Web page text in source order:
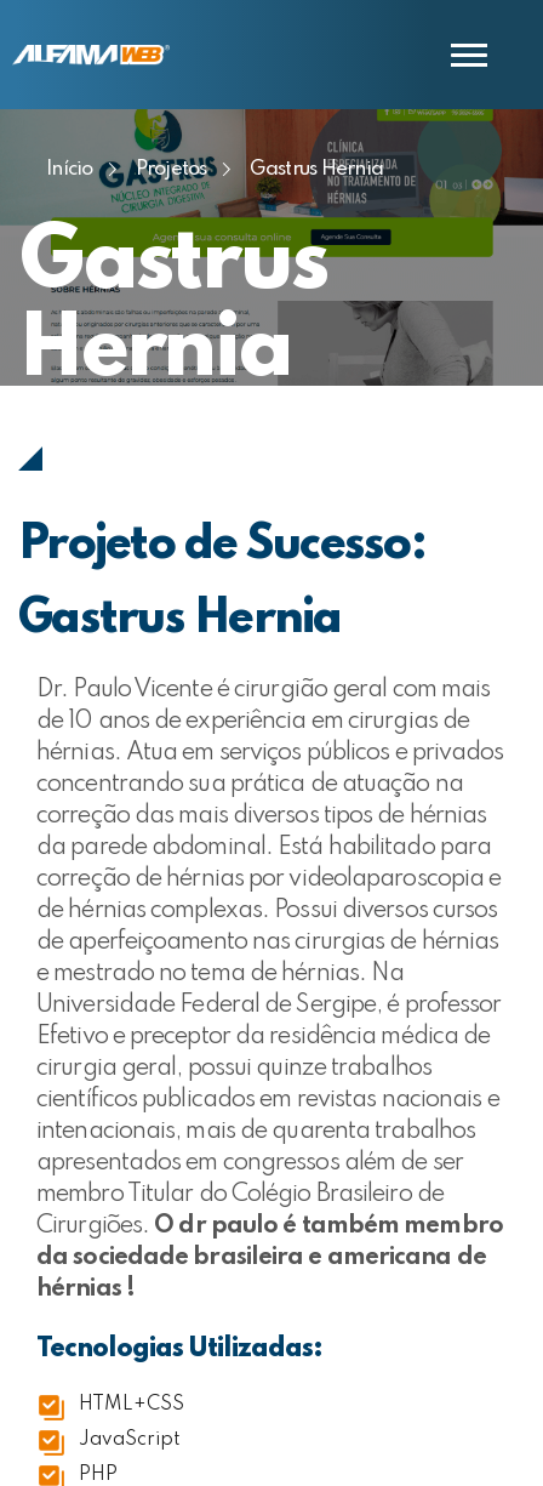
COMERCIAL
SUPORTE
Início Projetos Gastrus Hernia
Gastrus
Hernia
Projeto de Sucesso:
Gastrus Hernia
Dr. Paulo Vicente é cirurgião geral com mais
de 10 anos de experiência em cirurgias de
hérnias. Atua em serviços públicos e privados
concentrando sua prática de atuação na
correção das mais diversos tipos de hérnias
da parede abdominal. Está habilitado para
correção de hérnias por videolaparoscopia e
de hérnias complexas. Possui diversos cursos
de aperfeiçoamento nas cirurgias de hérnias
e mestrado no tema de hérnias. Na
Universidade Federal de Sergipe, é professor
Efetivo e preceptor da residência médica de
cirurgia geral, possui quinze trabalhos
científicos publicados em revistas nacionais e
intenacionais, mais de quarenta trabalhos
apresentados em congressos além de ser
membro Titular do Colégio Brasileiro de
Cirurgiões. O dr paulo é também membro
da sociedade brasileira e americana de
hérnias !
Tecnologias Utilizadas:
HTML+CSS
JavaScript
PHP